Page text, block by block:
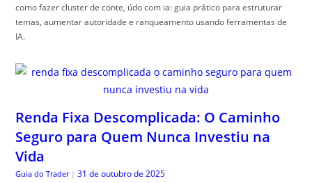
como fazer cluster de conte, údo com ia: guia prático para estruturar
temas, aumentar autoridade e ranqueamento usando ferramentas de
IA.
Renda Fixa Descomplicada: O Caminho
Seguro para Quem Nunca Investiu na
Vida
Guia do Trader | 31 de outubro de 2025